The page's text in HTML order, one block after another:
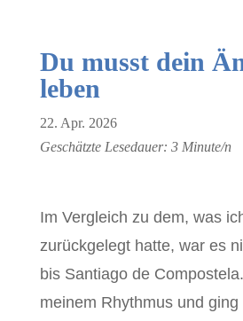
Du musst dein
leben
22. Apr. 2026
Geschätzte Lesedauer: 3 Minute/n
Im Vergleich zu dem, was
zurückgelegt hatte, war es
bis Santiago de
meinem Rhythmus und